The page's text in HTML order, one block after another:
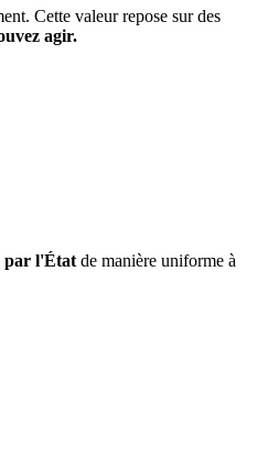
Cette valeur repose sur des
agir.
par l'État de manière uniforme à